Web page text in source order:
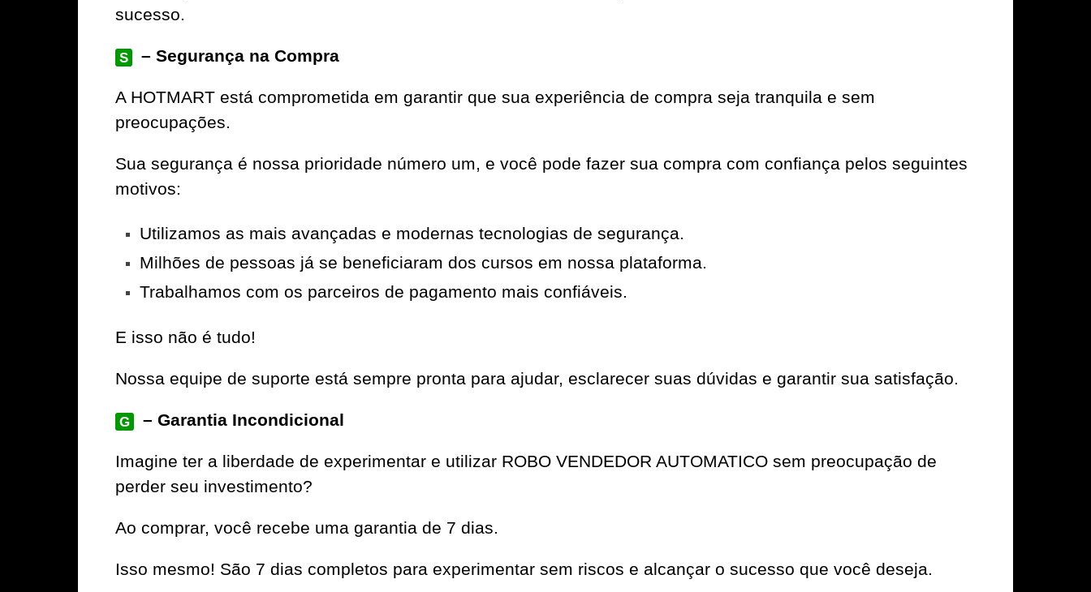
sucesso.
S – Segurança na Compra
A HOTMART está comprometida em garantir que sua experiência de compra seja tranquila e sem
preocupações.
Sua segurança é nossa prioridade número um, e você pode fazer sua compra com confiança pelos seguintes
motivos:
Utilizamos as mais avançadas e modernas tecnologias de segurança.
Milhões de pessoas já se beneficiaram dos cursos em nossa plataforma.
Trabalhamos com os parceiros de pagamento mais confiáveis.
E isso não é tudo!
Nossa equipe de suporte está sempre pronta para ajudar, esclarecer suas dúvidas e garantir sua satisfação.
G – Garantia Incondicional
Imagine ter a liberdade de experimentar e utilizar ROBO VENDEDOR AUTOMATICO sem preocupação de
perder seu investimento?
Ao comprar, você recebe uma garantia de 7 dias.
Isso mesmo! São 7 dias completos para experimentar sem riscos e alcançar o sucesso que você deseja.